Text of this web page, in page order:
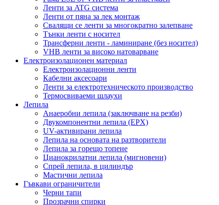
Ленти за ATG система
Ленти от пяна за лек монтаж
Свалящи се ленти за многократно залепване
Тънки ленти с носител
Трансферни ленти - ламиниране (без носител)
VHB ленти за високо натоварване
Електроизолационен материал
Електроизолационни ленти
Кабелни аксесоари
Ленти за електротехническото производство
Термосвиваеми шлаухи
Лепила
Анаеробни лепила (заключване на резби)
Двукомпонентни лепила (EPX)
UV-активирани лепила
Лепила на основата на разтворители
Лепила за горещо топене
Цианокрилатни лепила (мигновени)
Спрей лепила, в цилиндър
Мастични лепила
Гъвкави ограничители
Черни тапи
Прозрачни спирки